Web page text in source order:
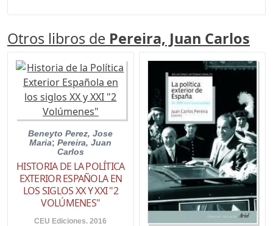
Otros libros de Pereira, Juan Carlos
Beneyto Perez, Jose
Maria;Pereira, Juan
Carlos
HISTORIA DE LA POLÍTICA
EXTERIOR ESPAÑOLA EN
LOS SIGLOS XX Y XXI "2
VOLÚMENES"
CEU Ediciones. 2016